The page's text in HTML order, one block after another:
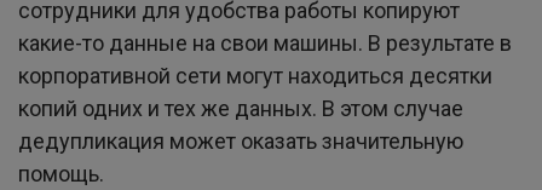
сотрудники для удобства работы копируют
какие-то данные на свои машины. В результате в
корпоративной сети могут находиться десятки
копий одних и тех же данных. В этом случае
дедупликация может оказать значительную
помощь.